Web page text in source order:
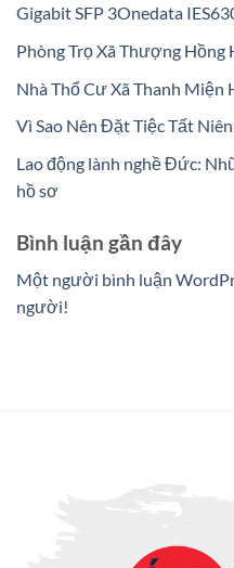
Gigabit SFP 3Onedata
Phòng Trọ Xã Thượng Hồng
Nhà Thổ Cư Xã Thanh Miện
Vì Sao Nên Đặt Tiệc Tất
Lao động lành nghề Đức:
hồ sơ
Bình luận gần đây
Một người bình luận
người!